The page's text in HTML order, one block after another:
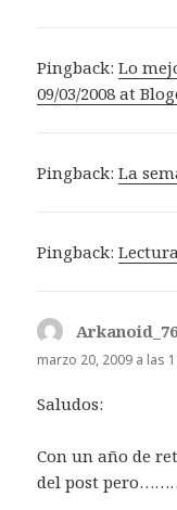
Pingback:Lo
09/03/2008 at
Pingback:La
Pingback:
marzo 20, 2009 a las
Saludos:
Con un año de
del post